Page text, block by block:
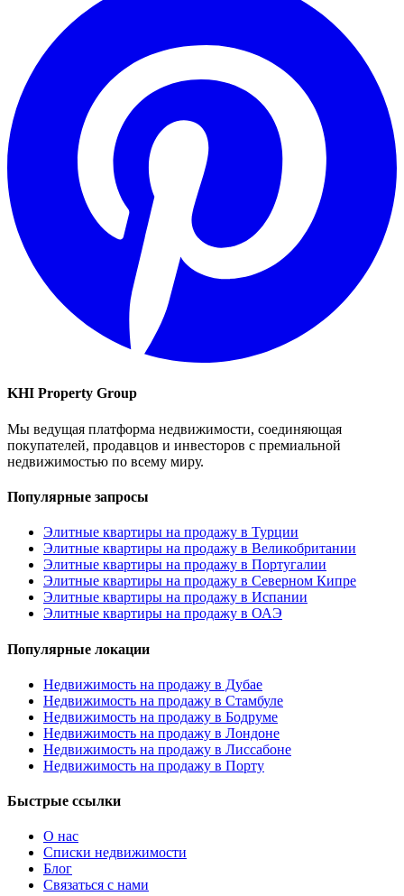
KHI Property Group
Мы ведущая платформа недвижимости, соединяющая
покупателей, продавцов и инвесторов с премиальной
недвижимостью по всему миру.
Популярные запросы
Элитные квартиры на продажу в Турции
Элитные квартиры на продажу в Великобритании
Элитные квартиры на продажу в Португалии
Элитные квартиры на продажу в Северном Кипре
Элитные квартиры на продажу в Испании
Элитные квартиры на продажу в ОАЭ
Популярные локации
Недвижимость на продажу в Дубае
Недвижимость на продажу в Стамбуле
Недвижимость на продажу в Бодруме
Недвижимость на продажу в Лондоне
Недвижимость на продажу в Лиссабоне
Недвижимость на продажу в Порту
Быстрые ссылки
О нас
Списки недвижимости
Блог
Связаться с нами